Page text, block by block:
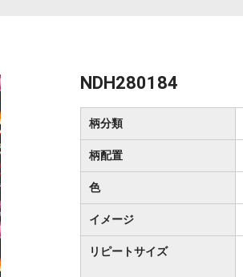
NDH280184
柄分類
柄配置
色
イメージ
リピートサイズ